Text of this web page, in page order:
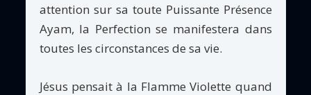
attention sur sa toute Puissante Présence
Ayam, la Perfection se manifestera dans
toutes les circonstances de sa vie.
Jésus pensait à la Flamme Violette quand